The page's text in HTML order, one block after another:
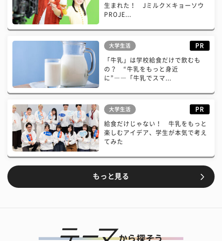
生まれた！ Jミルク×キョーソウ
PROJE...
大学生活 PR
「牛乳」は学校給食だけで飲むも
の？ “牛乳をもっと身近
に”――「牛乳でスマ...
大学生活 PR
給食だけじゃない！ 牛乳をもっと
楽しむアイデア、学生が本気で考え
てみた
もっと見る